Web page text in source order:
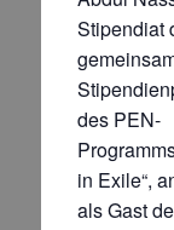
Stipendiat
des PEN-
in Exile“,
als Gast